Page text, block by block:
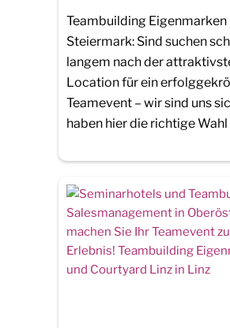
Teambuilding Eigenmarken
Steiermark: Sind suchen
langem nach der
Location für ein
Teamevent – wir sind uns
haben hier die richtige